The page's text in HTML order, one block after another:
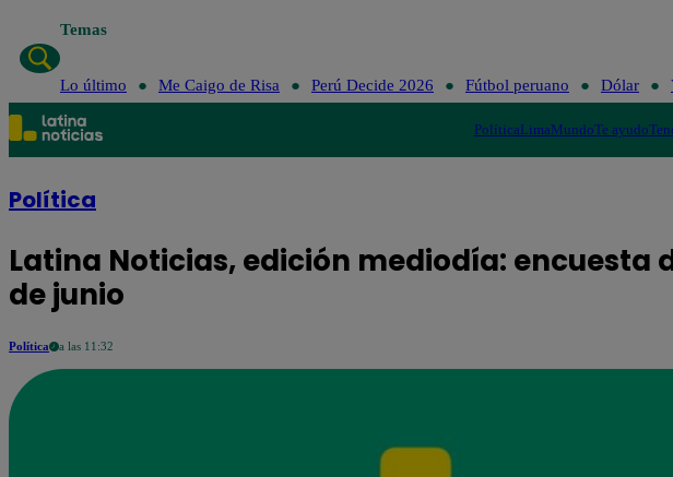
Temas
Lo último Me Caigo de Risa Perú Decide 2026 Fútbol peruano Dólar
PolíticaLimaMundoTe ayudo
Política
Latina Noticias, edición mediodía: encuesta
de junio
Política a las 11:32